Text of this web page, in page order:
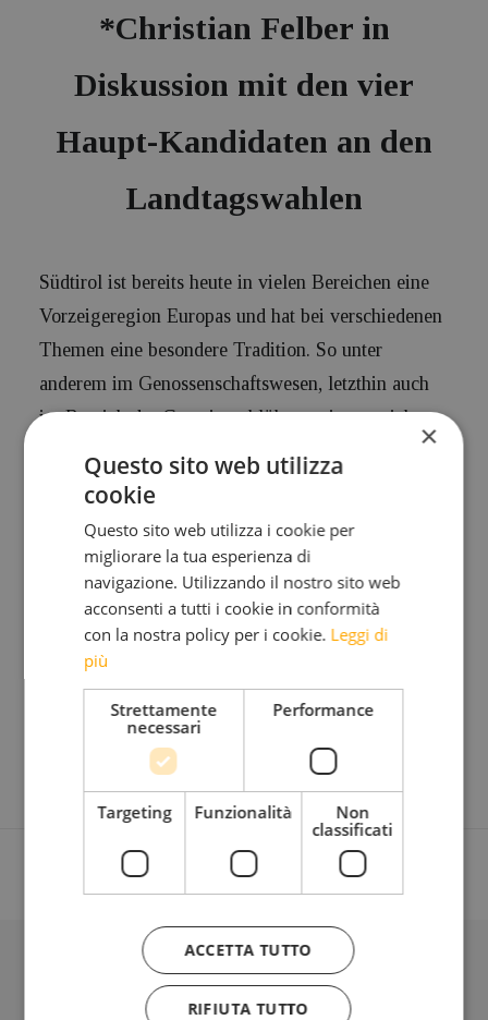
*Christian Felber in
Diskussion mit den vier
Haupt-Kandidaten an den
Landtagswahlen
Südtirol ist bereits heute in vielen Bereichen eine
Vorzeigeregion Europas und hat bei verschiedenen
Themen eine besondere Tradition. So unter
anderem im Genossenschaftswesen, letzthin auch
im Bereich der Gemeinwohlökonomie, wo sicher
bereits mehrere Unternehmen und Gemeinden
Südtirols dazu ausgesprochen haben.
*Christian Felber ist Autor des Buches “Die
Gemeinwohl-Ökonomie – Das Wirtschaftsmodell
der Zukunf”, und derjenige, der das Wort
“Gemeinwohl-Ökonomie” geprägt hat.
www.gemeinwohl-oekonomie.org
BLOG
×
Questo sito web utilizza
cookie
Questo sito web utilizza i cookie per
migliorare la tua esperienza di
navigazione. Utilizzando il nostro sito web
acconsenti a tutti i cookie in conformità
con la nostra policy per i cookie. Leggi di
più
Strettamente
necessari
Performance
Targeting Funzionalità
Non
classificati
ACCETTA TUTTO
RIFIUTA TUTTO